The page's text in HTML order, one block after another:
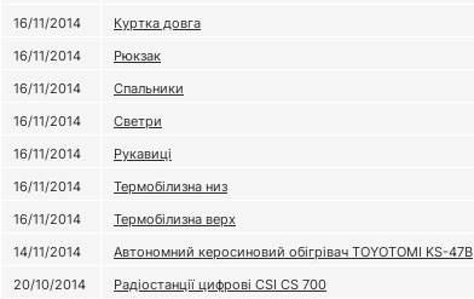
16/11/2014
Куртка довга
16/11/2014
Рюкзак
16/11/2014
Спальники
16/11/2014
Светри
16/11/2014
Рукавиці
16/11/2014
Термобілизна низ
16/11/2014
Термобілизна верх
14/11/2014
Автономний керосиновий обігрівач TOYOTOMI KS-47B
20/10/2014
Радіостанції цифрові CSI CS 700